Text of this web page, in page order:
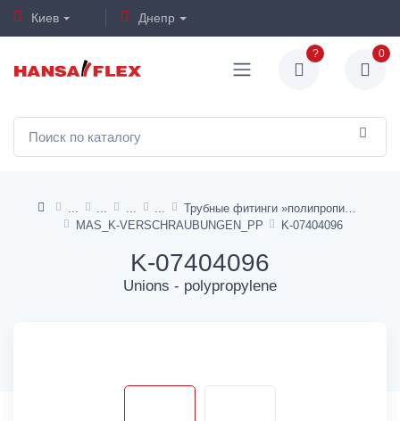
Киев Днепр
? 0
MAS_K-VERSCHRAUBUNGEN_PP
K-07404096
K-07404096
Unions - polypropylene